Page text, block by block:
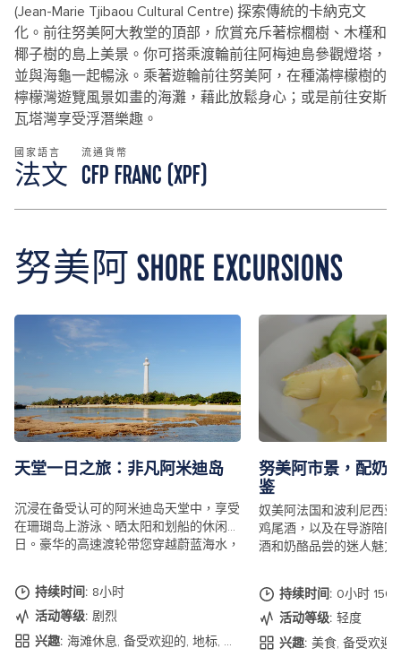
(Jean-Marie Tjibaou Cultural Centre) 探索傳統的卡納克文
化。前往努美阿大教堂的頂部，欣賞充斥著棕櫚樹、木槿和
椰子樹的島上美景。你可搭乘渡輪前往阿梅迪島參觀燈塔，
並與海龜一起暢泳。乘著遊輪前往努美阿，在種滿檸檬樹的
檸檬灣遊覽風景如畫的海灘，藉此放鬆身心；或是前往安斯
瓦塔灣享受浮潛樂趣。
國家語言
法文
流通貨幣
CFP FRANC (XPF)
努美阿 SHORE EXCURSIONS